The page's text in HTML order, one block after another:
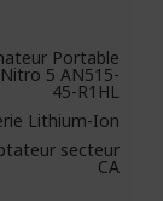
Portable
5 AN515-
45-R1HL
Lithium-Ion
secteur
CA